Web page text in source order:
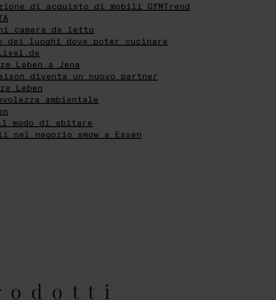
di acquisto di mobili GfMTrend
camera da letto
dei luoghi dove poter cucinare
Leben a Jena
diventa un nuovo partner
Leben
ambientale
modo di abitare
negozio smow a Essen